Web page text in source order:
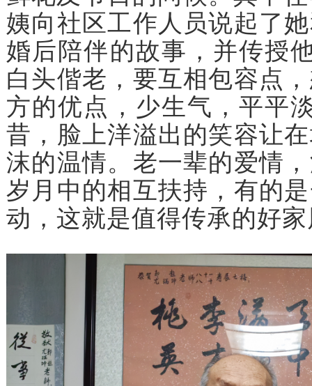
姨向社区工作人员说起了
婚后陪伴的故事，并传授
白头偕老，要互相包容点
方的优点，少生气，平平
昔，脸上洋溢出的笑容让
沫的温情。老一辈的爱情
岁月中的相互扶持，有的
动，这就是值得传承的好